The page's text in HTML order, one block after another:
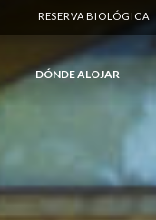
RESERVA BIOLÓGICA
DÓNDE ALOJAR